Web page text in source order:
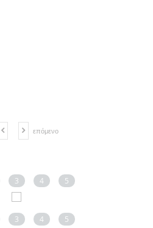
επόμενο
3 4 5
3 4 5